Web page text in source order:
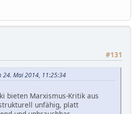
#131
24. Mai 2014, 11:25:34
bieten Marxismus-Kritik aus
unfähig, platt